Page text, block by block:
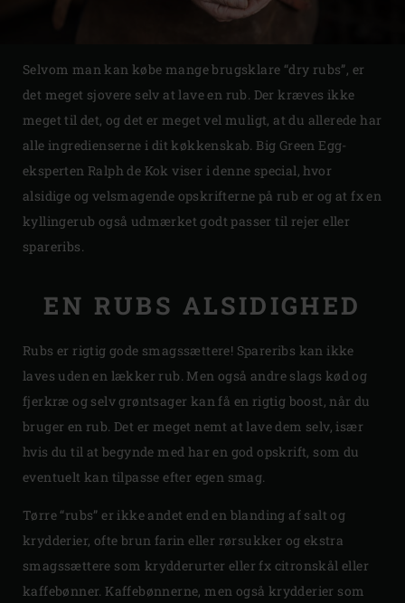
Selvom man kan købe mange brugsklare “dry rubs”, er
det meget sjovere selv at lave en rub. Der kræves ikke
meget til det, og det er meget vel muligt, at du allerede har
alle ingredienserne i dit køkkenskab. Big Green Egg-
eksperten Ralph de Kok viser i denne special, hvor
alsidige og velsmagende opskrifterne på rub er og at fx en
kyllingerub også udmærket godt passer til rejer eller
spareribs.
EN RUBS ALSIDIGHED
Rubs er rigtig gode smagssættere! Spareribs kan ikke
laves uden en lækker rub. Men også andre slags kød og
fjerkræ og selv grøntsager kan få en rigtig boost, når du
bruger en rub. Det er meget nemt at lave dem selv, især
hvis du til at begynde med har en god opskrift, som du
eventuelt kan tilpasse efter egen smag.
Tørre “rubs” er ikke andet end en blanding af salt og
krydderier, ofte brun farin eller rørsukker og ekstra
smagssættere som krydderurter eller fx citronskål eller
kaffebønner. Kaffebønnerne, men også krydderier som